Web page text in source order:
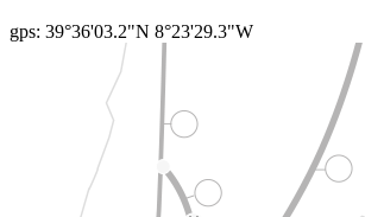
gps: 39°36'03.2"N 8°23'29.3"W